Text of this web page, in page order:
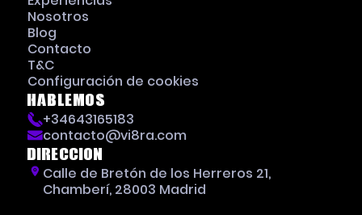
Nosotros
Blog
Contacto
T&C
Configuración de cookies
Hablemos
+34643165183
contacto@vi8ra.com
Direccion
Calle de Bretón de los Herreros 21,
Chamberí, 28003 Madrid